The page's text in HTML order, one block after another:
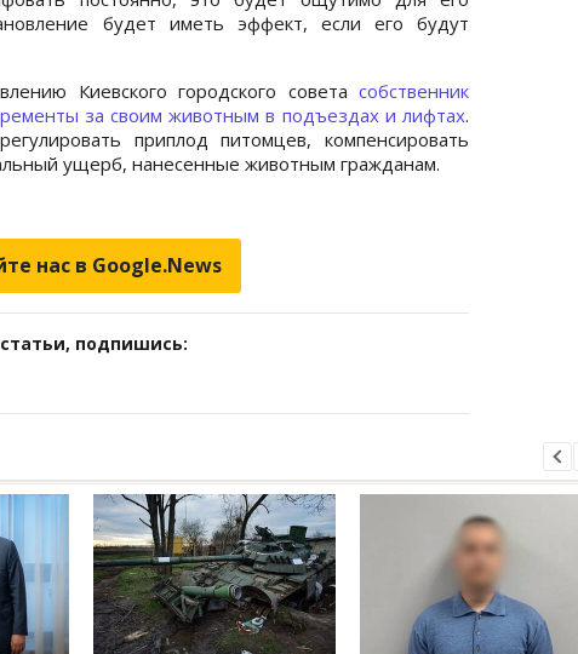
будет иметь эффект, если его будут
Киевского городского совета собственник
за своим животным в подъездах и лифтах.
приплод питомцев, компенсировать
ущерб, нанесенные животным гражданам.
нас в Google.News
подпишись: